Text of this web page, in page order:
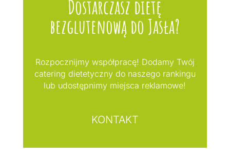
Dostarczasz dietę
bezglutenową do Jasła?
Rozpocznijmy współpracę! Dodamy Twój
catering dietetyczny do naszego rankingu
lub udostępnimy miejsca reklamowe!
KONTAKT